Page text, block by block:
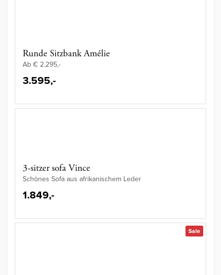
Runde Sitzbank Amélie
Ab € 2.295,-
3.595,-
3-sitzer sofa Vince
Schönes Sofa aus afrikanischem Leder
1.849,-
Sale